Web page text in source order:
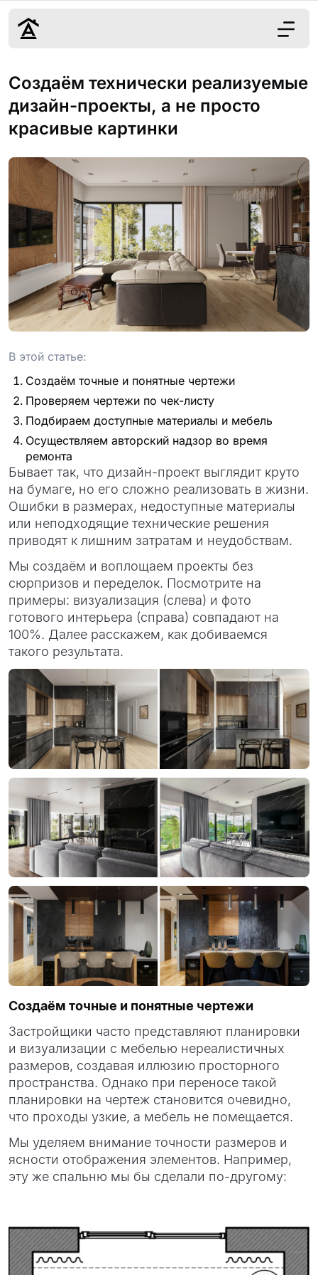
Дизайн
Цены
Наши работы
Контакты
г. Москва
8 (495) 109-
22-59
проект
Создаём технически реализуемые
дизайн-проекты, а не просто
красивые картинки
В этой статье:
Создаём точные и понятные чертежи
Проверяем чертежи по чек-листу
Подбираем доступные материалы и мебель
Осуществляем авторский надзор во время
ремонта
Бывает так, что дизайн-проект выглядит круто
на бумаге, но его сложно реализовать в жизни.
Ошибки в размерах, недоступные материалы
или неподходящие технические решения
приводят к лишним затратам и неудобствам.
Мы создаём и воплощаем проекты без
сюрпризов и переделок. Посмотрите на
примеры: визуализация (слева) и фото
готового интерьера (справа) совпадают на
100%. Далее расскажем, как добиваемся
такого результата.
Создаём точные и понятные чертежи
Застройщики часто представляют планировки
и визуализации с мебелью нереалистичных
размеров, создавая иллюзию просторного
пространства. Однако при переносе такой
планировки на чертеж становится очевидно,
что проходы узкие, а мебель не помещается.
Мы уделяем внимание точности размеров и
ясности отображения элементов. Например,
эту же спальню мы бы сделали по-другому: